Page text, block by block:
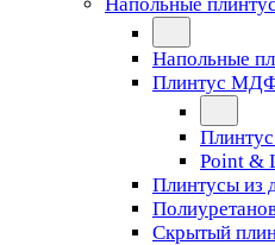
Напольные
Плинтус
Point &
Плинтусы из
Скрытый